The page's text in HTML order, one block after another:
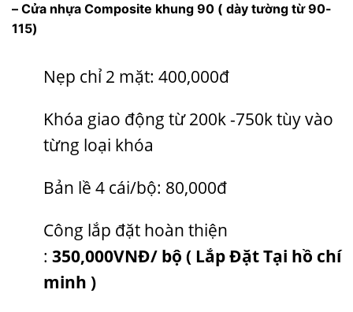
– Cửa nhựa Composite khung 90 ( dày tường từ 90-
115)
Nẹp chỉ 2 mặt: 400,000đ
Khóa giao động từ 200k -750k tùy vào
từng loại khóa
Bản lề 4 cái/bộ: 80,000đ
Công lắp đặt hoàn thiện
: 350,000VNĐ/ bộ ( Lắp Đặt Tại hồ chí
minh )